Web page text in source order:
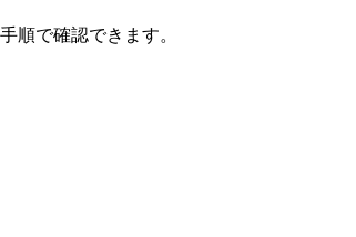
順で確認できます。